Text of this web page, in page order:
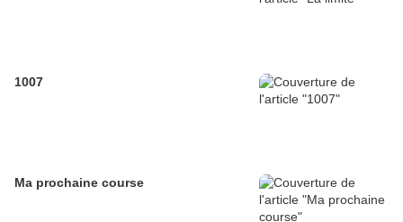
1007
Ma prochaine course